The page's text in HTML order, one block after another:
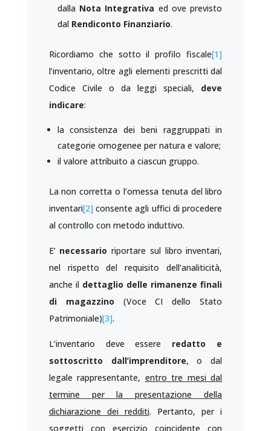
dalla Nota Integrativa ed ove previsto
dalRendiconto Finanziario.
Ricordiamo che sotto il profilo fiscale[1]
l’inventario, oltre agli elementi prescritti dal
Codice Civile o da leggi speciali, deve
indicare:
la consistenza dei beni raggruppati in
categorie omogenee per natura e valore;
il valore attribuito a ciascun gruppo.
La non corretta o l’omessa tenuta del libro
inventari[2] consente agli uffici di procedere
al controllo con metodo induttivo.
E’ necessario riportare sul libro inventari,
nel rispetto del requisito dell’analiticità,
anche il dettaglio delle rimanenze finali
di magazzino (Voce CI dello Stato
Patrimoniale)[3].
L’inventario deve essere redatto e
sottoscritto dall’imprenditore, o dal
legale rappresentante, entro tre mesi dal
termine per la presentazione della
dichiarazione dei redditi. Pertanto, per i
soggetti con esercizio coincidente con